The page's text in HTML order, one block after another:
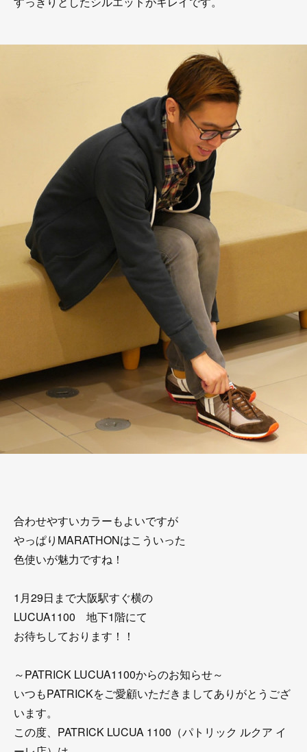
合わせやすいカラーもよいですが
やっぱりMARATHONはこういった
色使いが魅力ですね！
1月29日まで大阪駅すぐ横の
LUCUA1100 地下1階にて
お待ちしております！！
～PATRICK LUCUA1100からのお知らせ～
いつもPATRICKをご愛顧いただきましてありがとうござ
います。
この度、PATRICK LUCUA 1100（パトリック ルクア イ